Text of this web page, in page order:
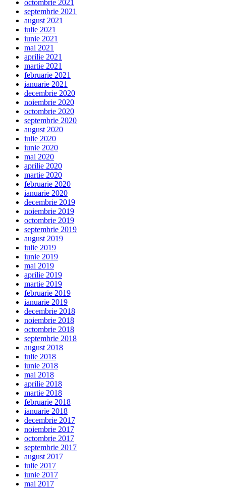
octombrie 2021
septembrie 2021
august 2021
iulie 2021
iunie 2021
mai 2021
aprilie 2021
martie 2021
februarie 2021
ianuarie 2021
decembrie 2020
noiembrie 2020
octombrie 2020
septembrie 2020
august 2020
iulie 2020
iunie 2020
mai 2020
aprilie 2020
martie 2020
februarie 2020
ianuarie 2020
decembrie 2019
noiembrie 2019
octombrie 2019
septembrie 2019
august 2019
iulie 2019
iunie 2019
mai 2019
aprilie 2019
martie 2019
februarie 2019
ianuarie 2019
decembrie 2018
noiembrie 2018
octombrie 2018
septembrie 2018
august 2018
iulie 2018
iunie 2018
mai 2018
aprilie 2018
martie 2018
februarie 2018
ianuarie 2018
decembrie 2017
noiembrie 2017
octombrie 2017
septembrie 2017
august 2017
iulie 2017
iunie 2017
mai 2017